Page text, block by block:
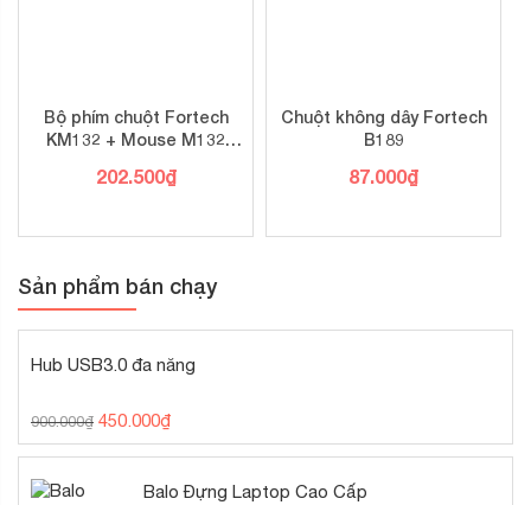
Bộ phím chuột Fortech
KM132 + Mouse M132
Multimedia (SL 20b tặng 1)
202.500₫
Chuột không dây Fortech
B189
87.000₫
Sản phẩm bán chạy
Hub USB3.0 đa năng
900.000₫ 450.000₫
Balo Đựng Laptop Cao Cấp